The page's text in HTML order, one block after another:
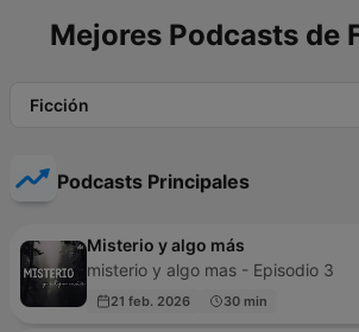
Mejores Podcasts de
Ficción
Podcasts Principales
Misterio y algo más
misterio y algo mas - Episodio 3
21 feb. 2026 30 min